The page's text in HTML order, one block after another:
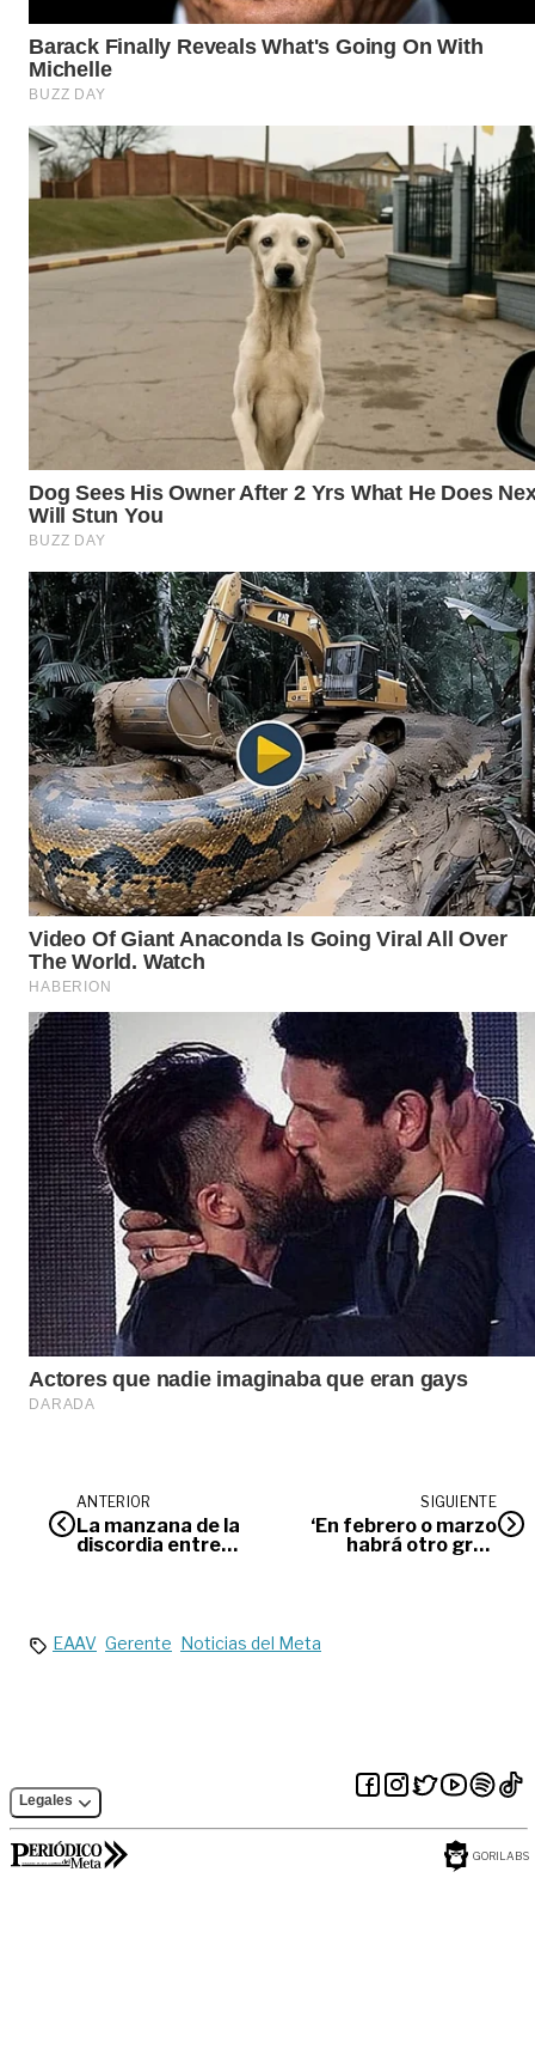
ANTERIOR
La manzana de la
discordia entre
SIGUIENTE
‘En febrero o marzo
habrá otro gran
EAAV Gerente Noticias del Meta
Legales
GORILABS